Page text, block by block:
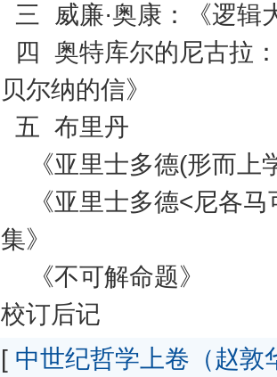
三 威廉·奥康：《逻辑
四 奥特库尔的尼古拉
贝尔纳的信》
五 布里丹
《亚里士多德(形而上
《亚里士多德<尼各马
集》
《不可解命题》
校订后记
[ 中世纪哲学上卷（赵敦